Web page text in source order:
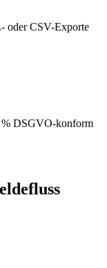
oder CSV-Exporte
% DSGVO-konform